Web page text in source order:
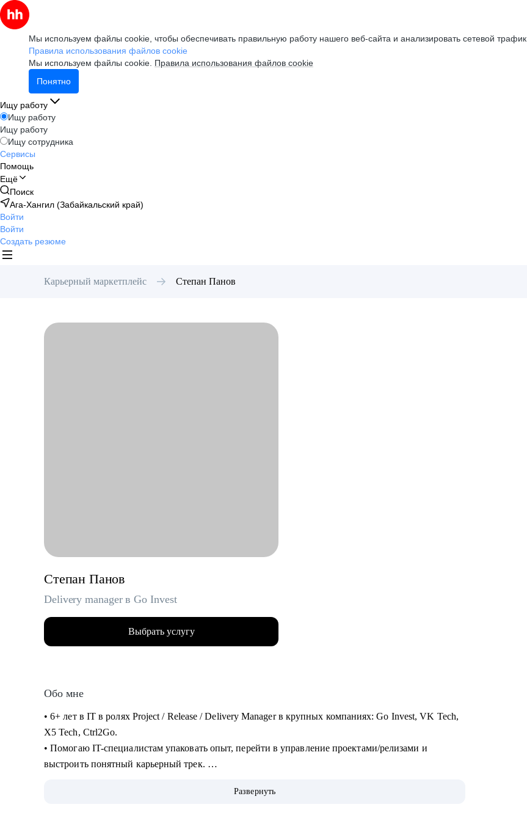
Мы используем файлы cookie, чтобы обеспечивать правильную работу нашего веб-сайта и анализировать сетевой трафик.
Правила использования файлов cookie
Мы используем файлы cookie. Правила использования файлов cookie
Понятно
Ищу работу
Ищу работу
Ищу работу
Ищу сотрудника
Сервисы
Помощь
Ещё
Поиск
Ага-Хангил (Забайкальский край)
Войти
Войти
Создать резюме
Карьерный маркетплейс Степан Панов
Степан Панов
Delivery manager в Go Invest
Выбрать услугу
Обо мне
• 6+ лет в IT в ролях Project / Release / Delivery Manager в крупных компаниях: Go Invest, VK Tech,
X5 Tech, Ctrl2Go.
• Помогаю IT-специалистам упаковать опыт, перейти в управление проектами/релизами и
выстроить понятный карьерный трек.
• 2024 — ITSM. Основы управления ИТ-услугами
Развернуть